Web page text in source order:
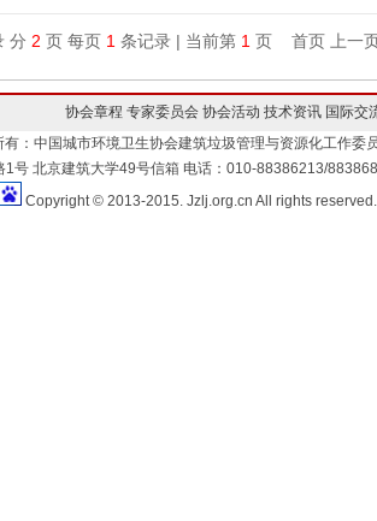
分 2 页 每页 1 条记录 | 当前第 1 页 首页 上一
协会章程 专家委员会 协会活动 技术资讯 国际交
有：中国城市环境卫生协会建筑垃圾管理与资源化工作委
1号 北京建筑大学49号信箱 电话：010-88386213/
Copyright © 2013-2015. Jzlj.org.cn All rights reserved.